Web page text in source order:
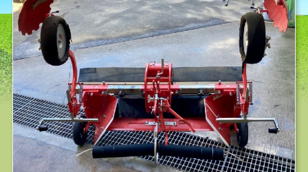
よく頂く質問
お問い合わせ
求人